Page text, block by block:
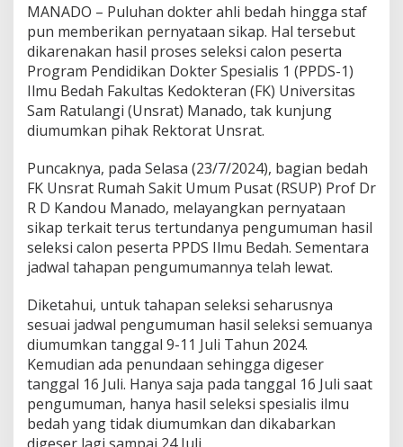
i
u
m
u
m
k
a
n
R
k
t
o
r
a
t
,
u
u
h
a
n
D
o
k
MANADO – Puluhan dokter ahli bedah hingga staf
pun memberikan pernyataan sikap. Hal tersebut
dikarenakan hasil proses seleksi calon peserta
Program Pendidikan Dokter Spesialis 1 (PPDS-1)
Ilmu Bedah Fakultas Kedokteran (FK) Universitas
Sam Ratulangi (Unsrat) Manado, tak kunjung
diumumkan pihak Rektorat Unsrat.
Puncaknya, pada Selasa (23/7/2024), bagian bedah
FK Unsrat Rumah Sakit Umum Pusat (RSUP) Prof Dr
R D Kandou Manado, melayangkan pernyataan
sikap terkait terus tertundanya pengumuman hasil
seleksi calon peserta PPDS Ilmu Bedah. Sementara
jadwal tahapan pengumumannya telah lewat.
Diketahui, untuk tahapan seleksi seharusnya
sesuai jadwal pengumuman hasil seleksi semuanya
diumumkan tanggal 9-11 Juli Tahun 2024.
Kemudian ada penundaan sehingga digeser
tanggal 16 Juli. Hanya saja pada tanggal 16 Juli saat
pengumuman, hanya hasil seleksi spesialis ilmu
bedah yang tidak diumumkan dan dikabarkan
digeser lagi sampai 24 Juli.